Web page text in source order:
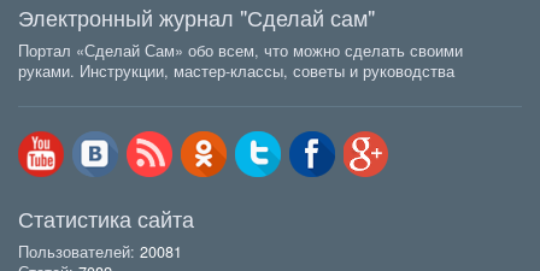
Электронный журнал "Сделай сам"
Портал «Сделай Сам» обо всем, что можно сделать своими
руками. Инструкции, мастер-классы, советы и руководства
Статистика сайта
Пользователей: 20081